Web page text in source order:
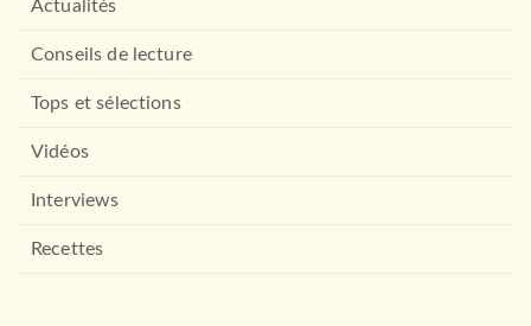
Actualités
Conseils de lecture
Tops et sélections
Vidéos
Interviews
Recettes